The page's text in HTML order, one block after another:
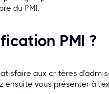
du PMI.
PMI ?
aux critères
vous présenter à